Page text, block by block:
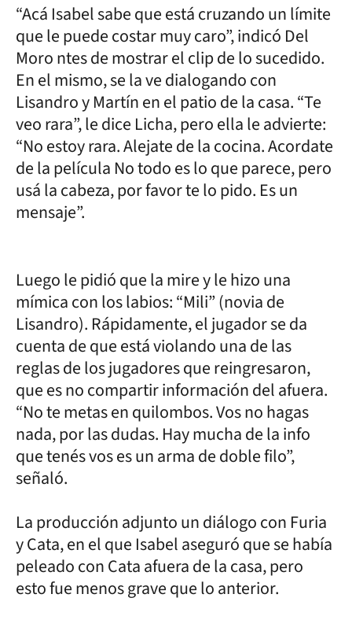
“Acá Isabel sabe que está cruzando un límite
que le puede costar muy caro”, indicó Del
Moro ntes de mostrar el clip de lo sucedido.
En el mismo, se la ve dialogando con
Lisandro y Martín en el patio de la casa. “Te
veo rara”, le dice Licha, pero ella le advierte:
“No estoy rara. Alejate de la cocina. Acordate
de la película No todo es lo que parece, pero
usá la cabeza, por favor te lo pido. Es un
mensaje”.
Luego le pidió que la mire y le hizo una
mímica con los labios: “Mili” (novia de
Lisandro). Rápidamente, el jugador se da
cuenta de que está violando una de las
reglas de los jugadores que reingresaron,
que es no compartir información del afuera.
“No te metas en quilombos. Vos no hagas
nada, por las dudas. Hay mucha de la info
que tenés vos es un arma de doble filo”,
señaló.
La producción adjunto un diálogo con Furia
y Cata, en el que Isabel aseguró que se había
peleado con Cata afuera de la casa, pero
esto fue menos grave que lo anterior.